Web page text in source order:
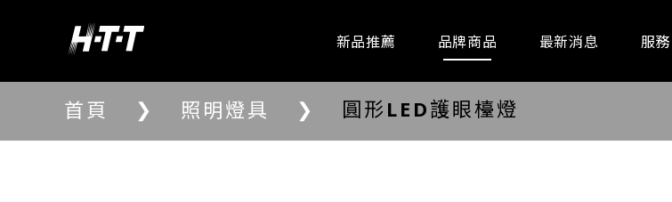
新品推薦 品牌商品 最新消息 服務
首頁 ❯ 照明燈具 ❯ 圓形LED護眼檯燈